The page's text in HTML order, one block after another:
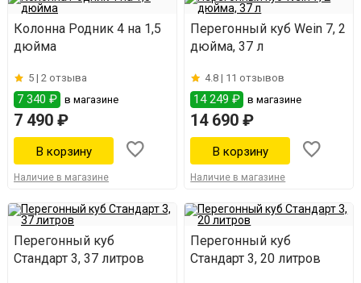
Колонна Родник 4 на 1,5
дюйма
5 | 2 отзыва
7 340 ₽ в магазине
7 490 ₽
Наличие в магазине
Перегонный куб Wein 7, 2
дюйма, 37 л
4.8 | 11 отзывов
14 249 ₽ в магазине
14 690 ₽
Наличие в магазине
Перегонный куб
Стандарт 3, 37 литров
Перегонный куб
Стандарт 3, 20 литров